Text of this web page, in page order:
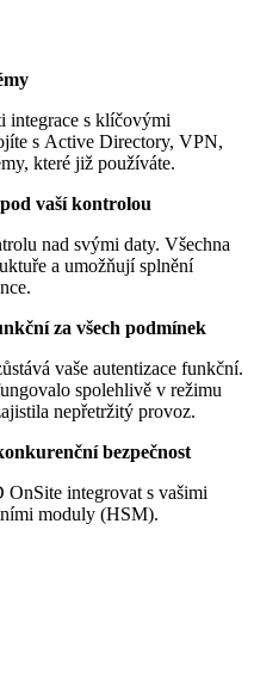
integrace s klíčovými
s Active Directory, VPN,
které již používáte.
vaší kontrolou
nad svými daty. Všechna
a umožňují splnění
za všech podmínek
vaše autentizace funkční.
spolehlivě v režimu
nepřetržitý provoz.
bezpečnost
OnSite integrovat s vašimi
moduly (HSM).